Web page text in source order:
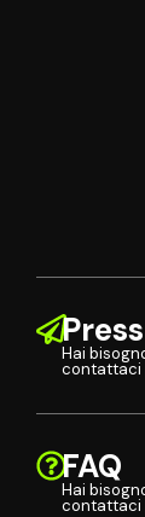
Hai
contattaci
FAQ
Hai
contattaci